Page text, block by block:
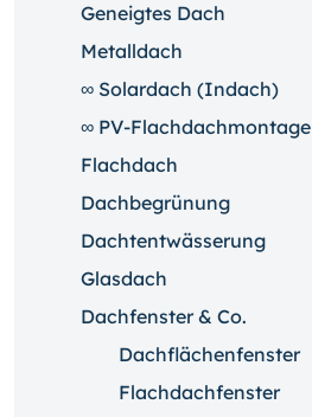
Geneigtes Dach
Metalldach
∞ Solardach (Indach)
∞ PV-Flachdachmontage
Flachdach
Dachbegrünung
Dachtentwässerung
Glasdach
Dachfenster & Co.
Dachflächenfenster
Flachdachfenster